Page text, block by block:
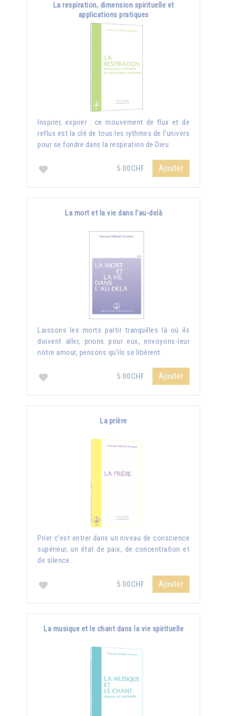
La respiration, dimension spirituelle et
applications pratiques
Inspirer, expirer : ce mouvement de flux et de
reflux est la clé de tous les rythmes de l'univers
pour se fondre dans la respiration de Dieu
5.00CHF Ajouter
La mort et la vie dans l'au-delà
Laissons les morts partir tranquilles là où ils
doivent aller, prions pour eux, envoyons-leur
notre amour, pensons qu'ils se libèrent.
5.00CHF Ajouter
La prière
Prier c'est entrer dans un niveau de conscience
supérieur, un état de paix, de concentration et
de silence.
5.00CHF Ajouter
La musique et le chant dans la vie spirituelle